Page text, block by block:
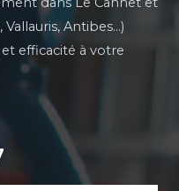
Antibes…)
efficacité à votre